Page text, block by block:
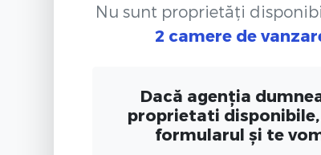
Nu sunt proprietăți
2 camere de
Dacă agenția
proprietati
formularul și te